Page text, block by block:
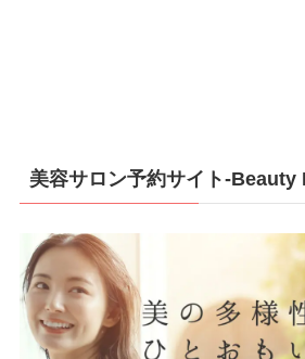
美容サロン予約サイト-Beauty